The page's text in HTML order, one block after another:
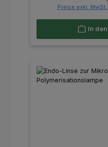
Preise exkl.
In